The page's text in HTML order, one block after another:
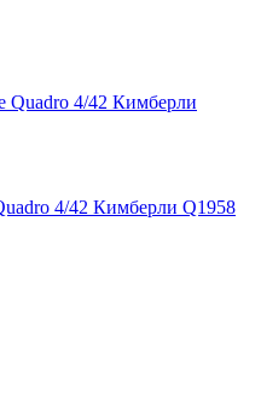
4/42 Кимберли Q1958